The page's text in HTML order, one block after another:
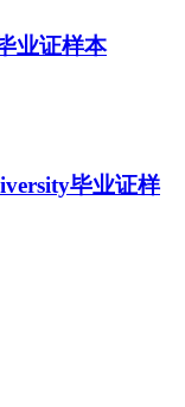
业证样本
毕业证样